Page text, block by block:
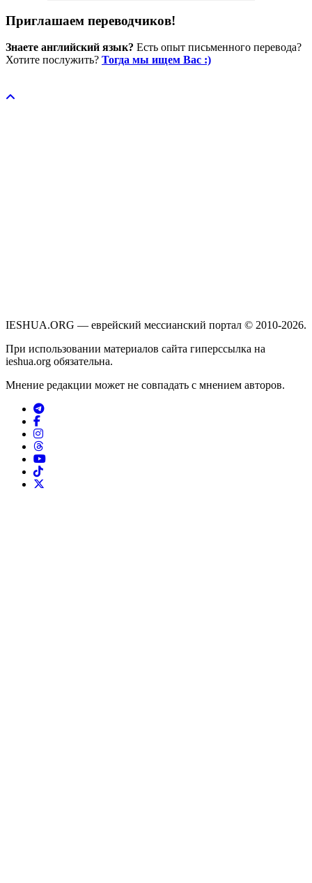
Приглашаем переводчиков!
Знаете английский язык? Есть опыт письменного перевода?
Хотите послужить? Тогда мы ищем Вас :)
IESHUA.ORG — еврейский мессианский портал © 2010-2026.
При использовании материалов сайта гиперссылка на
ieshua.org обязательна.
Мнение редакции может не совпадать с мнением авторов.